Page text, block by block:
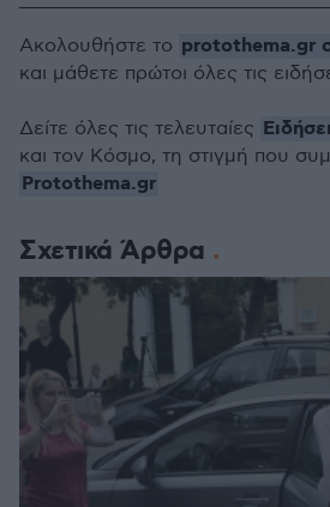
Σχετικά Άρθρα
Ακολουθήστε το protothema.gr
και μάθετε πρώτοι όλες τις
Δείτε όλες τις τελευταίες
και τον Κόσμο, τη στιγμή που
Protothema.gr